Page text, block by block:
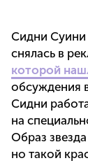
Сидни Суини
снялась в
которой
обсуждения
Сидни
на
Образ
но такой